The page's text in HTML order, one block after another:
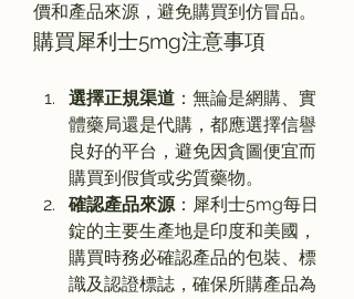
價和產品來源，避免購買到仿冒品。
購買犀利士5mg注意事項
選擇正規渠道 ：無論是網購、實
體藥局還是代購，都應選擇信譽
良好的平台，避免因貪圖便宜而
購買到假貨或劣質藥物。
確認產品來源：犀利士5mg每日
錠的主要生產地是印度和美國，
購買時務必確認產品的包裝、標
識及認證標誌，確保所購產品為